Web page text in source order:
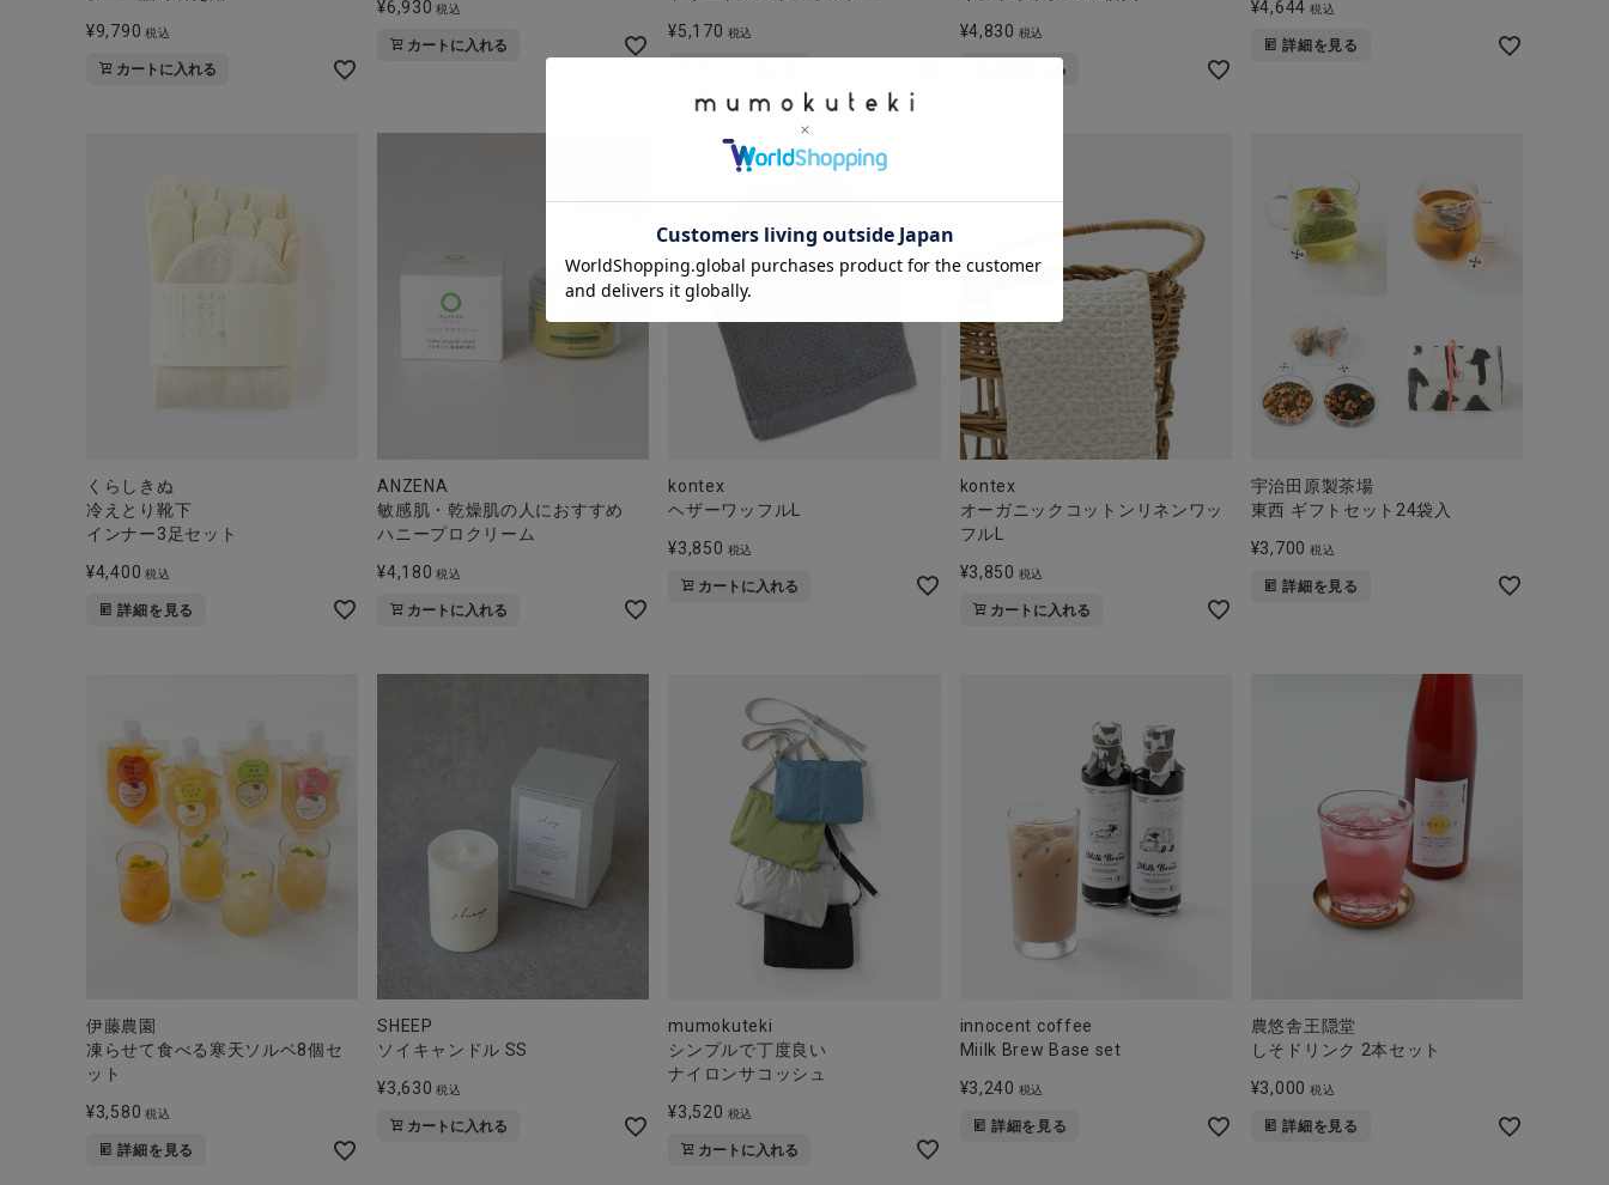
¥9,790 税込
カートに入れる
¥6,930 税込
カートに入れる
¥5,170 税込
¥4,830 税込
詳細を見る
¥4,644 税込
詳細を見る
くらしきぬ
冷えとり靴下
インナー3足セット
¥4,400 税込
詳細を見る
ANZENA
敏感肌・乾燥肌の人におすすめ
ハニープロクリーム
¥4,180 税込
カートに入れる
kontex
ヘザーワッフルL
¥3,850 税込
カートに入れる
kontex
オーガニックコットンリネンワッ
フルL
¥3,850 税込
カートに入れる
宇治田原製茶場
東西 ギフトセット24袋入
¥3,700 税込
詳細を見る
伊藤農園
凍らせて食べる寒天ソルベ8個セ
ット
¥3,580 税込
詳細を見る
SHEEP
ソイキャンドル SS
¥3,630 税込
カートに入れる
mumokuteki
シンプルで丁度良い
ナイロンサコッシュ
¥3,520 税込
カートに入れる
innocent coffee
Miilk Brew Base set
¥3,240 税込
詳細を見る
農悠舎王隠堂
しそドリンク 2本セット
¥3,000 税込
詳細を見る